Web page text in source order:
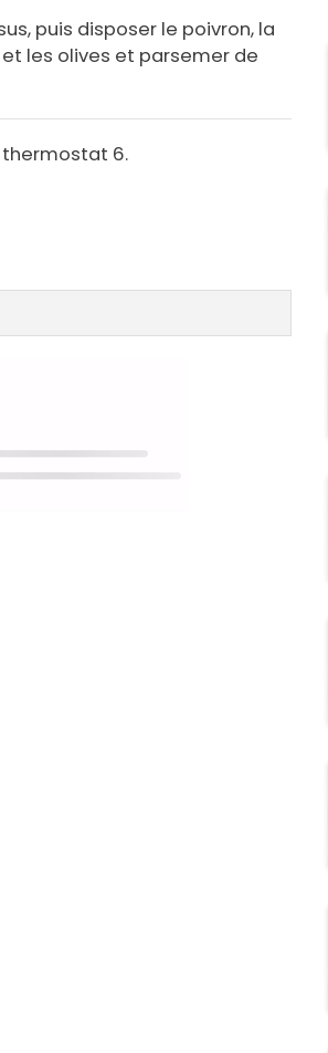
puis disposer le poivron, la
les olives et parsemer de
thermostat 6.